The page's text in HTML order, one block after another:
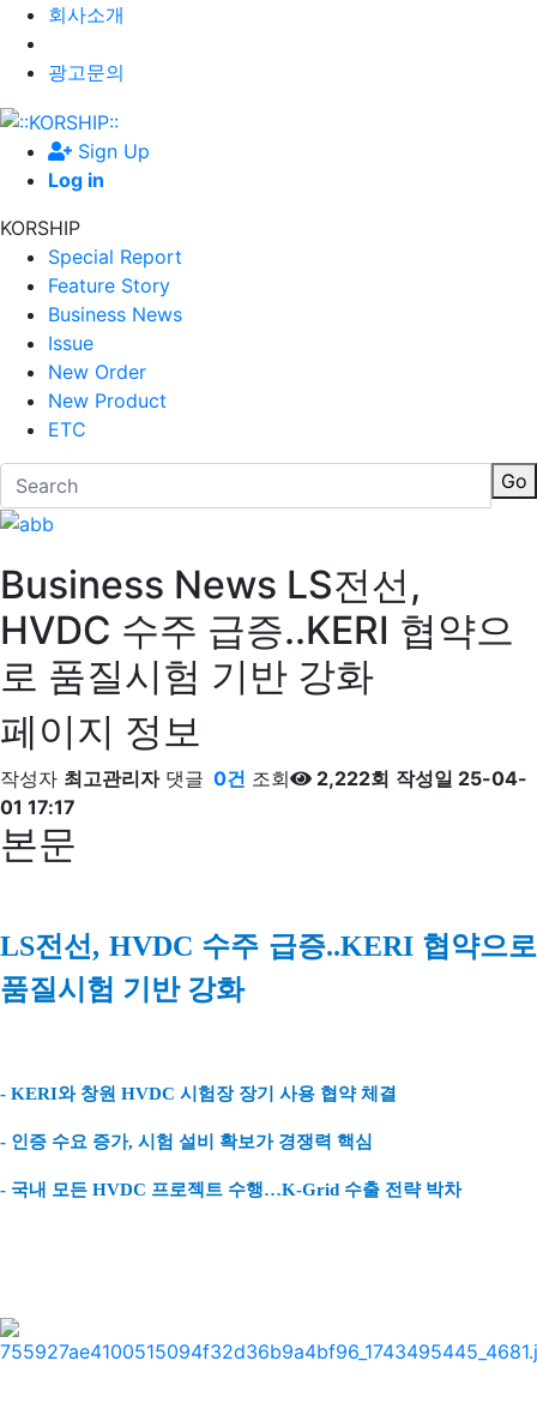
회사소개
광고문의
Sign Up
Log in
KORSHIP
Special Report
Feature Story
Business News
Issue
New Order
New Product
ETC
Go
Business News LS전선,
HVDC 수주 급증..KERI 협약으
로 품질시험 기반 강화
페이지 정보
작성자 최고관리자 댓글 0건 조회 2,222회 작성일 25-04-
01 17:17
본문
LS전선, HVDC 수주 급증..KERI 협약으로
품질시험 기반 강화
- KERI와 창원 HVDC 시험장 장기 사용 협약 체결
- 인증 수요 증가, 시험 설비 확보가 경쟁력 핵심
- 국내 모든 HVDC 프로젝트 수행…K-Grid 수출 전략 박차